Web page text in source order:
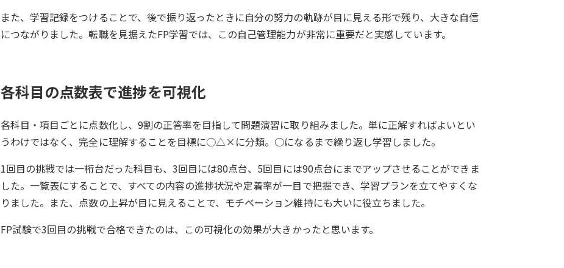
また、学習記録をつけることで、後で振り返ったときに自分の努力の軌跡が目に見える形で残り、大きな自信
につながりました。転職を見据えたFP学習では、この自己管理能力が非常に重要だと実感しています。
各科目の点数表で進捗を可視化
各科目・項目ごとに点数化し、9割の正答率を目指して問題演習に取り組みました。単に正解すればよいとい
うわけではなく、完全に理解することを目標に○△×に分類。○になるまで繰り返し学習しました。
1回目の挑戦では一桁台だった科目も、3回目には80点台、5回目には90点台にまでアップさせることができま
した。一覧表にすることで、すべての内容の進捗状況や定着率が一目で把握でき、学習プランを立てやすくな
りました。また、点数の上昇が目に見えることで、モチベーション維持にも大いに役立ちました。
FP試験で3回目の挑戦で合格できたのは、この可視化の効果が大きかったと思います。